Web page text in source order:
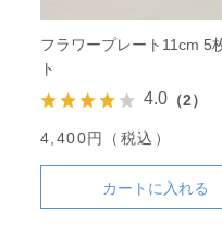
フラワープレート11cm 5
ト
4.0 （2）
4,400円（税込）
カートに入れる